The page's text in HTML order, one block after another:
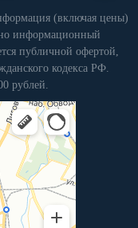
(включая цены)
информационный
публичной офертой,
кодекса РФ.
рублей.